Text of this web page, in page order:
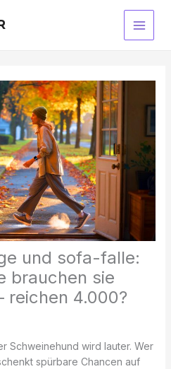
Main
und sofa-falle:
brauchen sie
reichen 4.000?
Schweinehund wird lauter. Wer
spürbare Chancen auf